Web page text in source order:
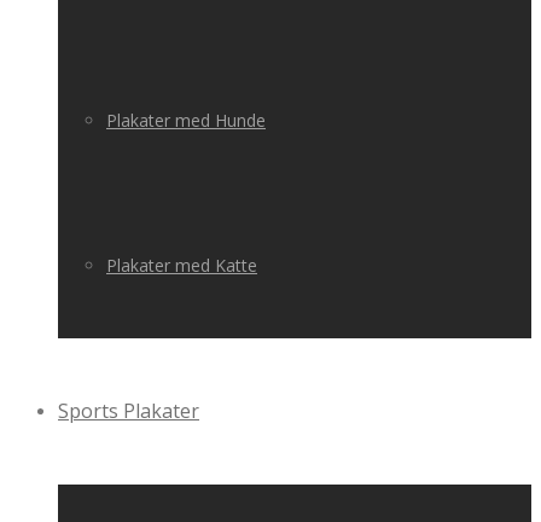
Plakater med Hunde
Plakater med Katte
Sports Plakater